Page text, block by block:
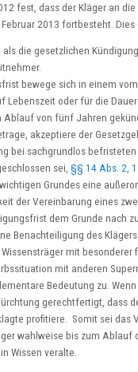
fest, dass der Kläger an
2013 fortbesteht.
die gesetzlichen
bewege sich in einem
Lebenszeit oder für die
von fünf Jahren
akzeptiere der
bei sachgrundlos
sei, §§ 14 Abs. 2
Grundes eine
der Vereinbarung eines
dem Grunde nach
Benachteiligung des
mit
mit anderen
Bedeutung zu.
gerechtfertigt, dass
profitiere. Somit sei das
wahlweise bis zum
Wissen veralte.